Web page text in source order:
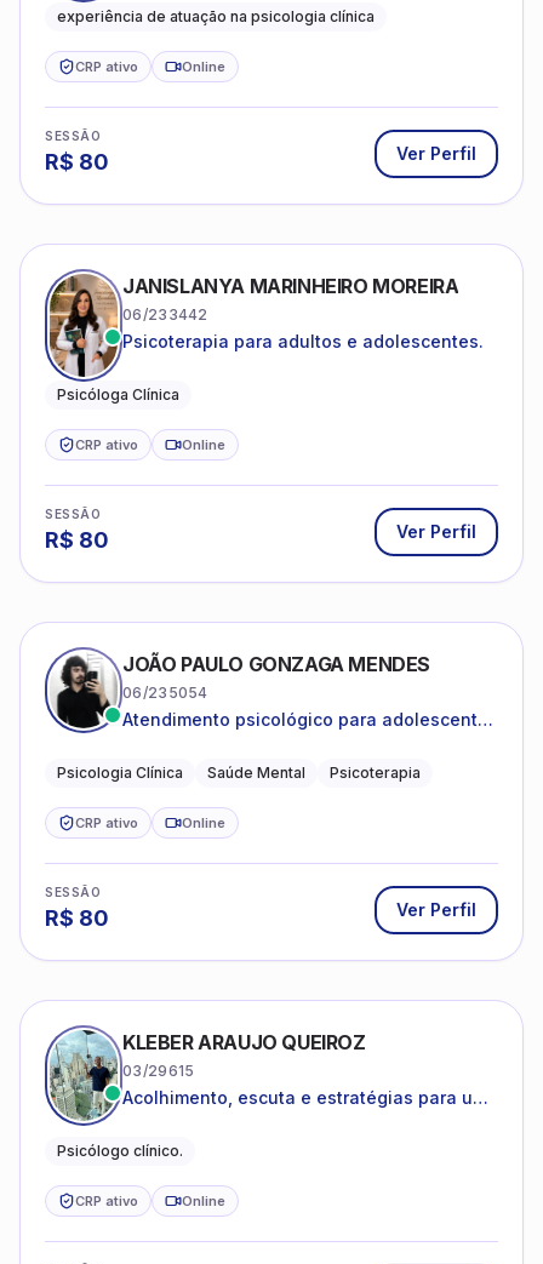
catastróficos e comportamentos
experiência de atuação na psicologia clínica
CRP ativo Online
SESSÃO
R$ 80 Ver Perfil
JANISLANYA MARINHEIRO MOREIRA
06/233442
Psicoterapia para adultos e adolescentes.
Psicóloga Clínica
CRP ativo Online
SESSÃO
R$ 80 Ver Perfil
JOÃO PAULO GONZAGA MENDES
06/235054
Atendimento psicológico para adolescentes
depressão e autoestima.
Psicologia Clínica Saúde Mental Psicoterapia
CRP ativo Online
SESSÃO
R$ 80 Ver Perfil
KLEBER ARAUJO QUEIROZ
03/29615
Acolhimento, escuta e estratégias para uma
Psicólogo clínico.
CRP ativo Online